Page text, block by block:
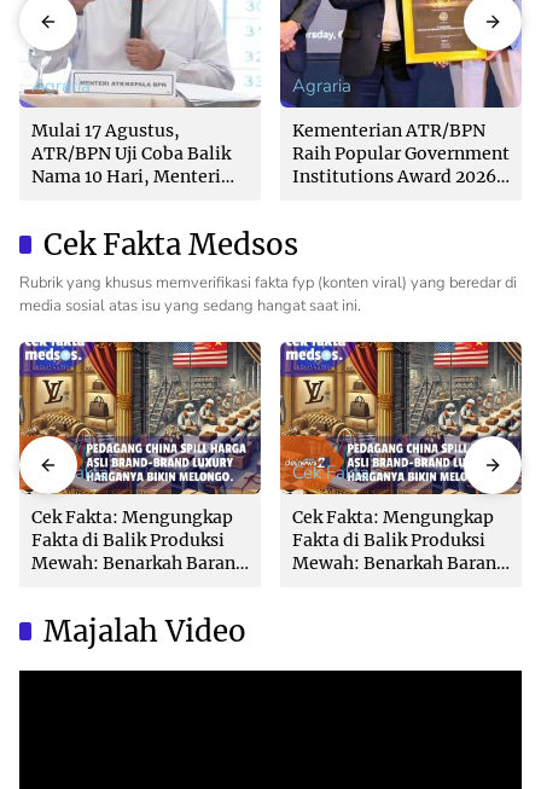
Agraria
Mulai 17 Agustus,
ATR/BPN Uji Coba Balik
Nama 10 Hari, Menteri
Agraria
Kementerian ATR/BPN
Raih Popular Government
Institutions Award 2026
Cek Fakta Medsos
Rubrik yang khusus memverifikasi fakta fyp (konten viral) yang beredar di
media sosial atas isu yang sedang hangat saat ini.
Cek Fakta
Cek Fakta: Mengungkap
Fakta di Balik Produksi
Mewah: Benarkah Barang
Cek Fakta
Cek Fakta: Mengungkap
Fakta di Balik Produksi
Mewah: Benarkah Barang
Majalah Video